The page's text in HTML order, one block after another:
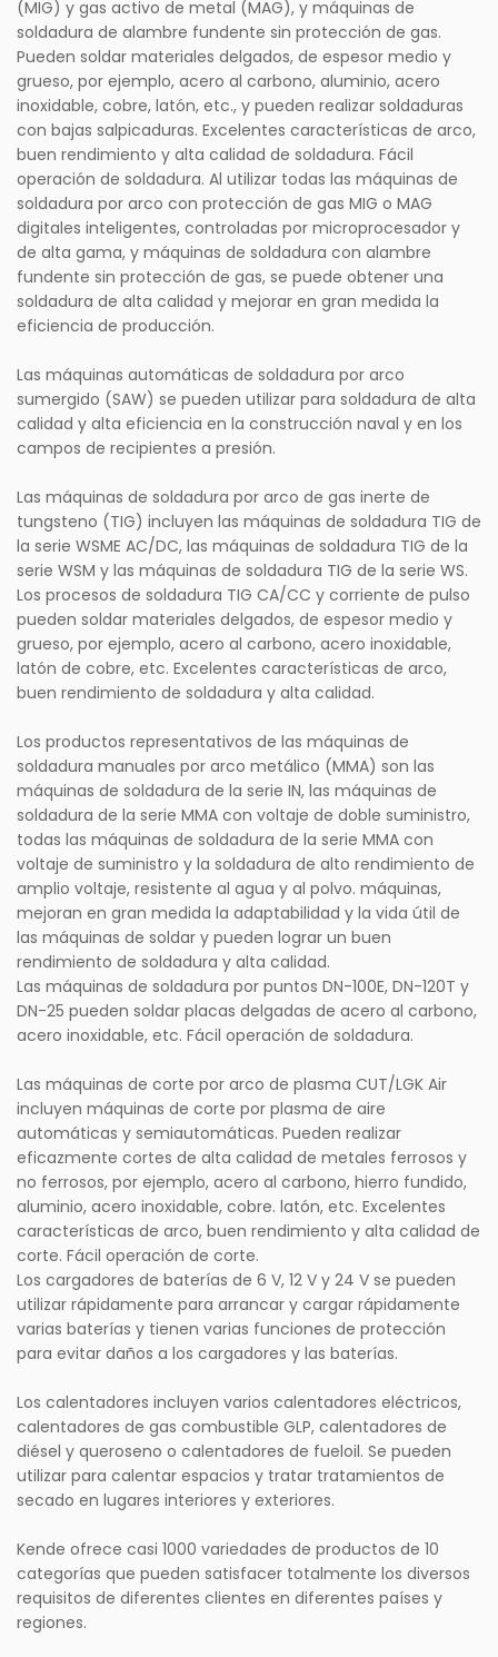
(MIG) y gas activo de metal (MAG), y máquinas de
soldadura de alambre fundente sin protección de gas.
Pueden soldar materiales delgados, de espesor medio y
grueso, por ejemplo, acero al carbono, aluminio, acero
inoxidable, cobre, latón, etc., y pueden realizar soldaduras
con bajas salpicaduras. Excelentes características de arco,
buen rendimiento y alta calidad de soldadura. Fácil
operación de soldadura. Al utilizar todas las máquinas de
soldadura por arco con protección de gas MIG o MAG
digitales inteligentes, controladas por microprocesador y
de alta gama, y ​​máquinas de soldadura con alambre
fundente sin protección de gas, se puede obtener una
soldadura de alta calidad y mejorar en gran medida la
eficiencia de producción.
Las máquinas automáticas de soldadura por arco
sumergido (SAW) se pueden utilizar para soldadura de alta
calidad y alta eficiencia en la construcción naval y en los
campos de recipientes a presión.
Las máquinas de soldadura por arco de gas inerte de
tungsteno (TIG) incluyen las máquinas de soldadura TIG de
la serie WSME AC/DC, las máquinas de soldadura TIG de la
serie WSM y las máquinas de soldadura TIG de la serie WS.
Los procesos de soldadura TIG CA/CC y corriente de pulso
pueden soldar materiales delgados, de espesor medio y
grueso, por ejemplo, acero al carbono, acero inoxidable,
latón de cobre, etc. Excelentes características de arco,
buen rendimiento de soldadura y alta calidad.
Los productos representativos de las máquinas de
soldadura manuales por arco metálico (MMA) son las
máquinas de soldadura de la serie IN, las máquinas de
soldadura de la serie MMA con voltaje de doble suministro,
todas las máquinas de soldadura de la serie MMA con
voltaje de suministro y la soldadura de alto rendimiento de
amplio voltaje, resistente al agua y al polvo. máquinas,
mejoran en gran medida la adaptabilidad y la vida útil de
las máquinas de soldar y pueden lograr un buen
rendimiento de soldadura y alta calidad.
Las máquinas de soldadura por puntos DN-100E, DN-120T y
DN-25 pueden soldar placas delgadas de acero al carbono,
acero inoxidable, etc. Fácil operación de soldadura.
Las máquinas de corte por arco de plasma CUT/LGK Air
incluyen máquinas de corte por plasma de aire
automáticas y semiautomáticas. Pueden realizar
eficazmente cortes de alta calidad de metales ferrosos y
no ferrosos, por ejemplo, acero al carbono, hierro fundido,
aluminio, acero inoxidable, cobre. latón, etc. Excelentes
características de arco, buen rendimiento y alta calidad de
corte. Fácil operación de corte.
Los cargadores de baterías de 6 V, 12 V y 24 V se pueden
utilizar rápidamente para arrancar y cargar rápidamente
varias baterías y tienen varias funciones de protección
para evitar daños a los cargadores y las baterías.
Los calentadores incluyen varios calentadores eléctricos,
calentadores de gas combustible GLP, calentadores de
diésel y queroseno o calentadores de fueloil. Se pueden
utilizar para calentar espacios y tratar tratamientos de
secado en lugares interiores y exteriores.
Kende ofrece casi 1000 variedades de productos de 10
categorías que pueden satisfacer totalmente los diversos
requisitos de diferentes clientes en diferentes países y
regiones.